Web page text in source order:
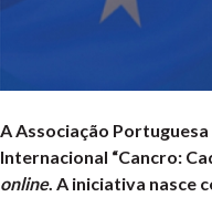
A Associação
Internacional “Cancro:
online. A iniciativa nasce